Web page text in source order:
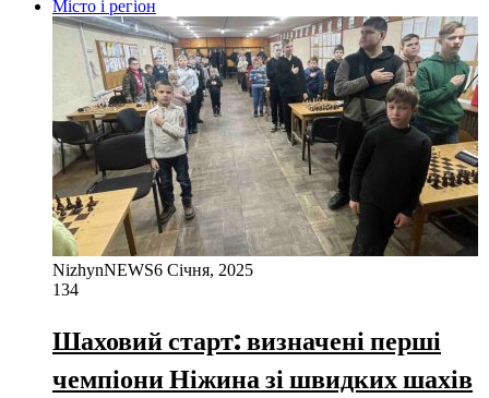
Місто і регіон
NizhynNEWS6 Січня, 2025
134
Шаховий старт: визначені перші
чемпіони Ніжина зі швидких шахів